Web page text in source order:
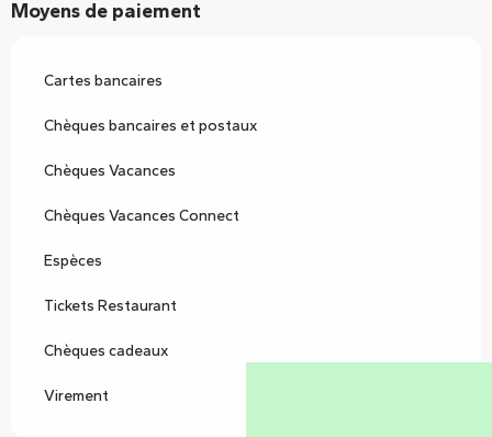
Moyens de paiement
Cartes bancaires
Chèques bancaires et postaux
Chèques Vacances
Chèques Vacances Connect
Espèces
Tickets Restaurant
Chèques cadeaux
Virement